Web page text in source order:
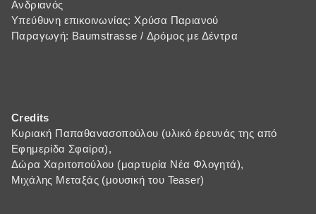
Ανδριανός
Υπεύθυνη επικοινωνίας: Χρύσα Παριανού
Παραγωγή: Baumstrasse / Δρόμος με Δέντρα
Credits
Κυριακή Παπαθανασοπούλου (υλικό έρευνάς της από
Εφημερίδα Σφαίρα),
Δώρα Χαριτοπούλου (μαρτυρία Νέα Φλογητά),
Μιχάλης Μεταξάς (μουσική του Teaser)